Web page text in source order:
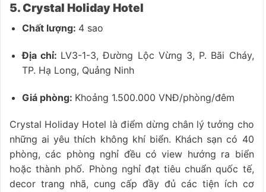
5. Crystal Holiday Hotel
Chất lượng: 4 sao
Địa chỉ: LV3-1-3, Đường Lộc Vừng 3, P. Bãi Cháy,
TP. Hạ Long, Quảng Ninh
Giá phòng: Khoảng 1.500.000 VNĐ/phòng/đêm
Crystal Holiday Hotel là điểm dừng chân lý tưởng cho
những ai yêu thích không khí biển. Khách sạn có 40
phòng, các phòng nghỉ đều có view hướng ra biển
hoặc thành phố. Phòng nghỉ đạt tiêu chuẩn quốc tế,
decor trang nhã, cung cấp đầy đủ các tiện ích cơ